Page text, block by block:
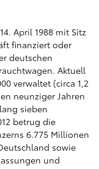
April 1988 mit Sitz
finanziert oder
deutschen
Aktuell
verwaltet (circa 1,2
neunziger Jahren
sieben
betrug die
6.775 Millionen
sowie
und